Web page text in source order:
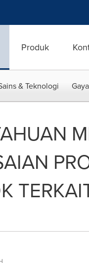
Produk
& Teknologi